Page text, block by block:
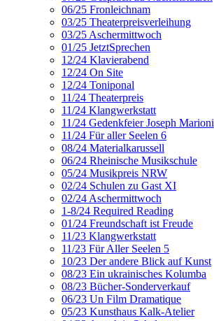
06/25 Fronleichnam
03/25 Theaterpreisverleihung
03/25 Aschermittwoch
01/25 JetztSprechen
12/24 Klavierabend
12/24 On Site
12/24 Toniponal
11/24 Theaterpreis
11/24 Klangwerkstatt
11/24 Gedenkfeier Joseph Marioni
11/24 Für aller Seelen 6
08/24 Materialkarussell
06/24 Rheinische Musikschule
05/24 Musikpreis NRW
02/24 Schulen zu Gast XI
02/24 Aschermittwoch
1-8/24 Required Reading
01/24 Freundschaft ist Freude
11/23 Klangwerkstatt
11/23 Für Aller Seelen 5
10/23 Der andere Blick auf Kunst
08/23 Ein ukrainisches Kolumba
08/23 Bücher-Sonderverkauf
06/23 Un Film Dramatique
05/23 Kunsthaus Kalk-Atelier